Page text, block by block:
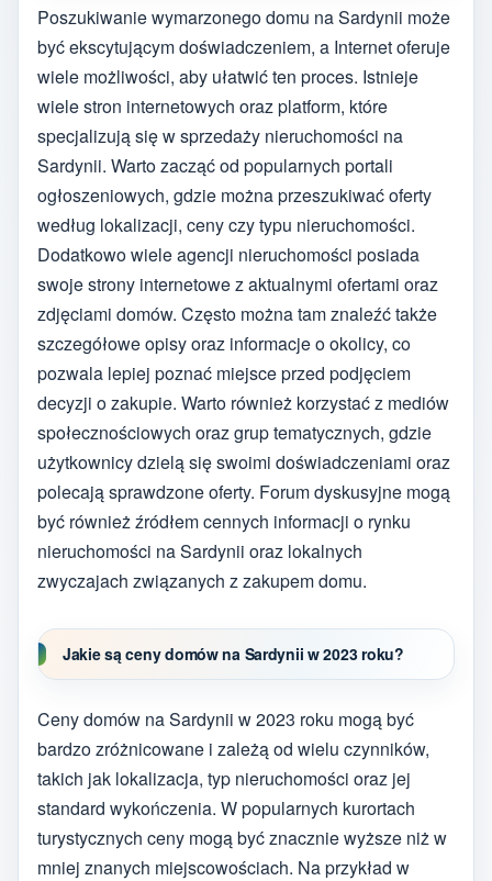
Poszukiwanie wymarzonego domu na Sardynii może
być ekscytującym doświadczeniem, a Internet oferuje
wiele możliwości, aby ułatwić ten proces. Istnieje
wiele stron internetowych oraz platform, które
specjalizują się w sprzedaży nieruchomości na
Sardynii. Warto zacząć od popularnych portali
ogłoszeniowych, gdzie można przeszukiwać oferty
według lokalizacji, ceny czy typu nieruchomości.
Dodatkowo wiele agencji nieruchomości posiada
swoje strony internetowe z aktualnymi ofertami oraz
zdjęciami domów. Często można tam znaleźć także
szczegółowe opisy oraz informacje o okolicy, co
pozwala lepiej poznać miejsce przed podjęciem
decyzji o zakupie. Warto również korzystać z mediów
społecznościowych oraz grup tematycznych, gdzie
użytkownicy dzielą się swoimi doświadczeniami oraz
polecają sprawdzone oferty. Forum dyskusyjne mogą
być również źródłem cennych informacji o rynku
nieruchomości na Sardynii oraz lokalnych
zwyczajach związanych z zakupem domu.
Jakie są ceny domów na Sardynii w 2023 roku?
Ceny domów na Sardynii w 2023 roku mogą być
bardzo zróżnicowane i zależą od wielu czynników,
takich jak lokalizacja, typ nieruchomości oraz jej
standard wykończenia. W popularnych kurortach
turystycznych ceny mogą być znacznie wyższe niż w
mniej znanych miejscowościach. Na przykład w